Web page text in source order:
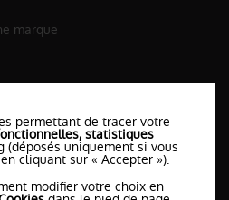
marque
permettant de tracer votre
statistiques
(déposés uniquement si vous
cliquant sur « Accepter »).
modifier votre choix en